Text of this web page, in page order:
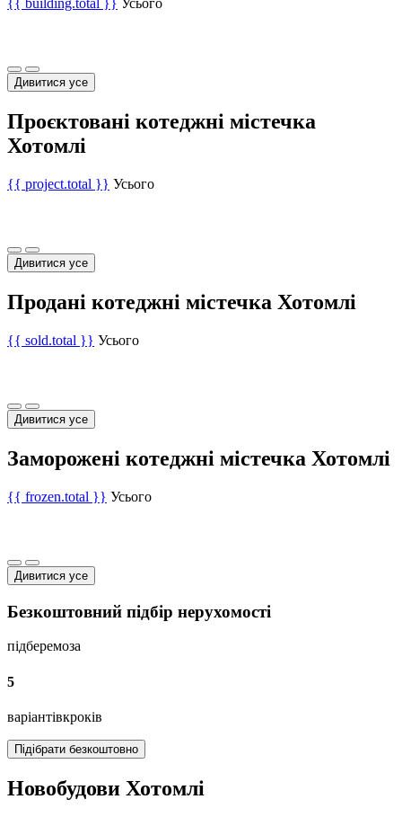
{{ building.total }} Усього
Дивитися усе
Проєктовані котеджні містечка
Хотомлі
{{ project.total }} Усього
Дивитися усе
Продані котеджні містечка Хотомлі
{{ sold.total }} Усього
Дивитися усе
Заморожені котеджні містечка Хотомлі
{{ frozen.total }} Усього
Дивитися усе
Безкоштовний підбір нерухомості
підберемоза
5
варіантівкроків
Підібрати безкоштовно
Новобудови Хотомлі